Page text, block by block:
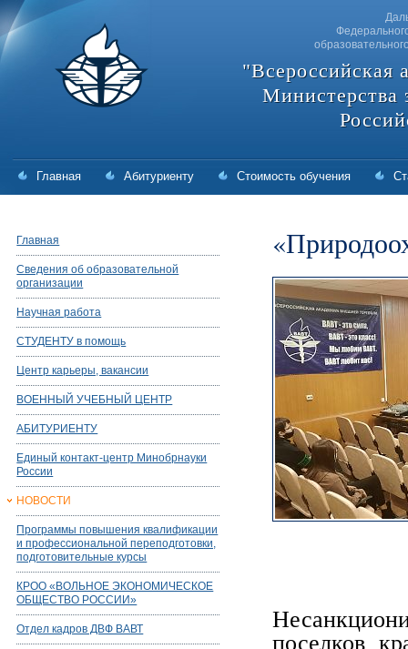
"Всероссийская
Министерства
Главная Абитуриенту Стоимость обучения
Главная
Сведения об образовательной
организации
Научная работа
СТУДЕНТУ в помощь
Центр карьеры, вакансии
ВОЕННЫЙ УЧЕБНЫЙ ЦЕНТР
АБИТУРИЕНТУ
Единый контакт-центр Минобрнауки
России
НОВОСТИ
Программы повышения квалификации
и профессиональной переподготовки,
подготовительные курсы
КРОО «ВОЛЬНОЕ ЭКОНОМИЧЕСКОЕ
ОБЩЕСТВО РОССИИ»
Отдел кадров ДВФ ВАВТ
поселков